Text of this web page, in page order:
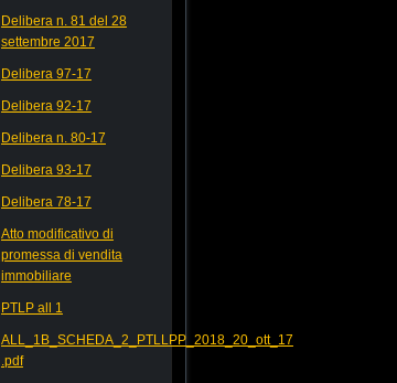
Delibera n. 81 del 28
settembre 2017
Delibera 97-17
Delibera 92-17
Delibera n. 80-17
Delibera 93-17
Delibera 78-17
Atto modificativo di
promessa di vendita
immobiliare
PTLP all 1
ALL_1B_SCHEDA_2_PTLLPP_2018_20_ott_17
.pdf